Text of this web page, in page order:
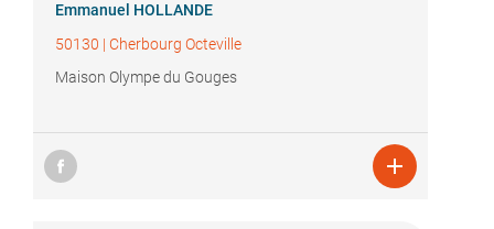
Emmanuel HOLLANDE
50130 | Cherbourg Octeville
Maison Olympe du Gouges
